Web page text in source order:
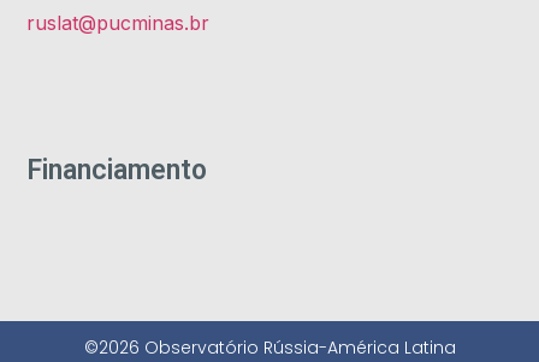
Financiamento
ruslat@pucminas.br
©2026 Observatório Rússia-América Latina